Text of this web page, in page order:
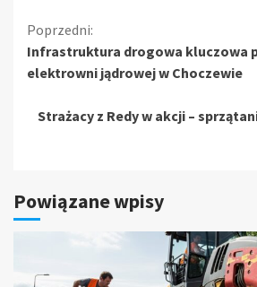
Kontynuuj
czytanie
Poprzedni:
Infrastruktura drogowa kluczowa
elektrowni jądrowej w Choczewie
Strażacy z Redy w akcji –
Powiązane wpisy